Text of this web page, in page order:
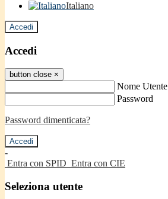
Italiano
Accedi
Accedi
button close ×
Nome Utente
Password
Password dimenticata?
-
Entra con SPID Entra con CIE
Seleziona utente